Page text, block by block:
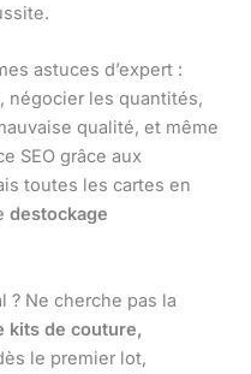
astuces d’expert :
négocier les quantités,
qualité, et même
SEO grâce aux
toutes les cartes en
destockage
? Ne cherche pas la
kits de couture,
le premier lot,